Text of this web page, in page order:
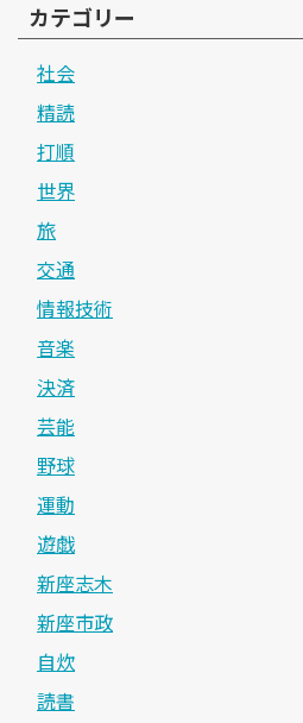
カテゴリー
社会
精読
打順
世界
旅
交通
情報技術
音楽
決済
芸能
野球
運動
遊戯
新座志木
新座市政
自炊
読書